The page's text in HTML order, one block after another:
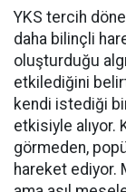
YKS tercih
daha bilinçli
oluşturduğu
etkilediğini
kendi istediği
etkisiyle alıyor.
görmeden,
hareket ediyor.